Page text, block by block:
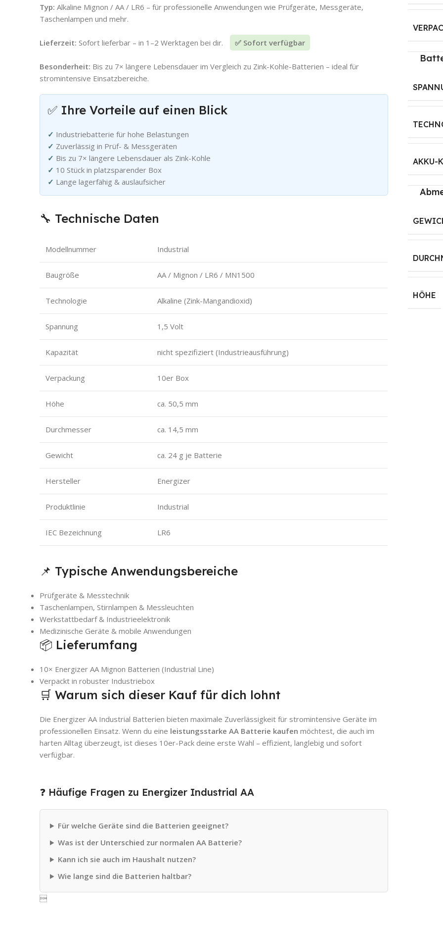
Typ: Alkaline Mignon / AA / LR6 – für professionelle Anwendungen wie Prüfgeräte, Messgeräte,
Taschenlampen und mehr.
Lieferzeit: Sofort lieferbar – in 1–2 Werktagen bei dir. ✅ Sofort verfügbar
Besonderheit: Bis zu 7× längere Lebensdauer im Vergleich zu Zink-Kohle-Batterien – ideal für
stromintensive Einsatzbereiche.
✅ Ihre Vorteile auf einen Blick
✓ Industriebatterie für hohe Belastungen
✓ Zuverlässig in Prüf- & Messgeräten
✓ Bis zu 7× längere Lebensdauer als Zink-Kohle
✓ 10 Stück in platzsparender Box
✓ Lange lagerfähig & auslaufsicher
🔧 Technische Daten
Modellnummer Industrial
Baugröße AA / Mignon / LR6 / MN1500
Technologie Alkaline (Zink-Mangandioxid)
Spannung 1,5 Volt
Kapazität nicht spezifiziert (Industrieausführung)
Verpackung 10er Box
Höhe ca. 50,5 mm
Durchmesser ca. 14,5 mm
Gewicht ca. 24 g je Batterie
Hersteller Energizer
Produktlinie Industrial
IEC Bezeichnung LR6
📌 Typische Anwendungsbereiche
Prüfgeräte & Messtechnik
Taschenlampen, Stirnlampen & Messleuchten
Werkstattbedarf & Industrieelektronik
Medizinische Geräte & mobile Anwendungen
📦 Lieferumfang
10× Energizer AA Mignon Batterien (Industrial Line)
Verpackt in robuster Industriebox
🛒 Warum sich dieser Kauf für dich lohnt
Die Energizer AA Industrial Batterien bieten maximale Zuverlässigkeit für stromintensive Geräte im
professionellen Einsatz. Wenn du eine leistungsstarke AA Batterie kaufen möchtest, die auch im
harten Alltag überzeugt, ist dieses 10er-Pack deine erste Wahl – effizient, langlebig und sofort
verfügbar.
❓ Häufige Fragen zu Energizer Industrial AA
Für welche Geräte sind die Batterien geeignet?
Was ist der Unterschied zur normalen AA Batterie?
Kann ich sie auch im Haushalt nutzen?
Wie lange sind die Batterien haltbar?

AKKU-
HÖHE